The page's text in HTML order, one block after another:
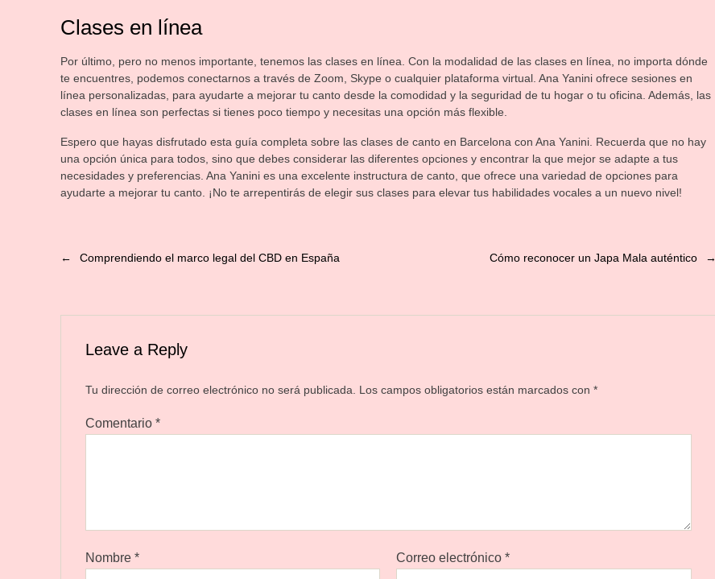
Clases en línea
Por último, pero no menos importante, tenemos las clases en línea. Con la modalidad de las clases en línea, no importa dónde
te encuentres, podemos conectarnos a través de Zoom, Skype o cualquier plataforma virtual. Ana Yanini ofrece sesiones en
línea personalizadas, para ayudarte a mejorar tu canto desde la comodidad y la seguridad de tu hogar o tu oficina. Además, las
clases en línea son perfectas si tienes poco tiempo y necesitas una opción más flexible.
Espero que hayas disfrutado esta guía completa sobre las clases de canto en Barcelona con Ana Yanini. Recuerda que no hay
una opción única para todos, sino que debes considerar las diferentes opciones y encontrar la que mejor se adapte a tus
necesidades y preferencias. Ana Yanini es una excelente instructura de canto, que ofrece una variedad de opciones para
ayudarte a mejorar tu canto. ¡No te arrepentirás de elegir sus clases para elevar tus habilidades vocales a un nuevo nivel!
← Comprendiendo el marco legal del CBD en España →
Cómo reconocer un Japa Mala auténtico
Leave a Reply
Tu dirección de correo electrónico no será publicada. Los campos obligatorios están marcados con *
Comentario *
Nombre * Correo electrónico*